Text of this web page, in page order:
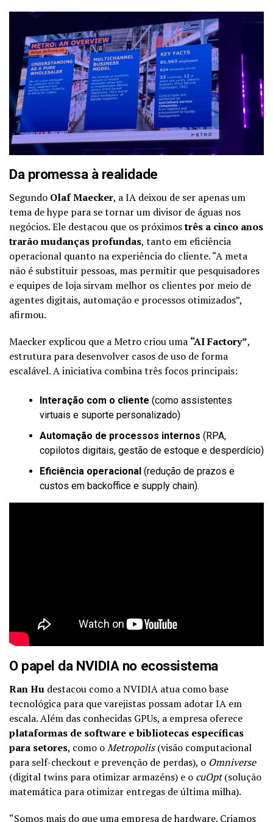
Da promessa à realidade
Segundo Olaf Maecker, a IA deixou de ser apenas um
tema de hype para se tornar um divisor de águas nos
negócios. Ele destacou que os próximostrês a cinco anos
trarão mudanças profundas, tanto em eficiência
operacional quanto na experiência do cliente. “A meta
não é substituir pessoas, mas permitir que pesquisadores
e equipes de loja sirvam melhor os clientes por meio de
agentes digitais, automação e processos otimizados”,
afirmou.
Maecker explicou que a Metro criou uma “AI Factory”,
estrutura para desenvolver casos de uso de forma
escalável. A iniciativa combina três focos principais:
Interação com o cliente (como assistentes
virtuais e suporte personalizado)
Automação de processos internos (RPA,
copilotos digitais, gestão de estoque e desperdício)
Eficiência operacional (redução de prazos e
custos em backoffice e supply chain).
O papel da NVIDIA no ecossistema
Ran Hu destacou como a NVIDIA atua como base
tecnológica para que varejistas possam adotar IA em
escala. Além das conhecidas GPUs, a empresa oferece
plataformas de software e bibliotecas específicas
para setores, como oMetropolis(visão computacional
para self-checkout e prevenção de perdas), o Omniverse
(digital twins para otimizar armazéns) e o cuOpt(solução
matemática para otimizar entregas de última milha).
“Somos mais do que uma empresa de hardware. Criamos